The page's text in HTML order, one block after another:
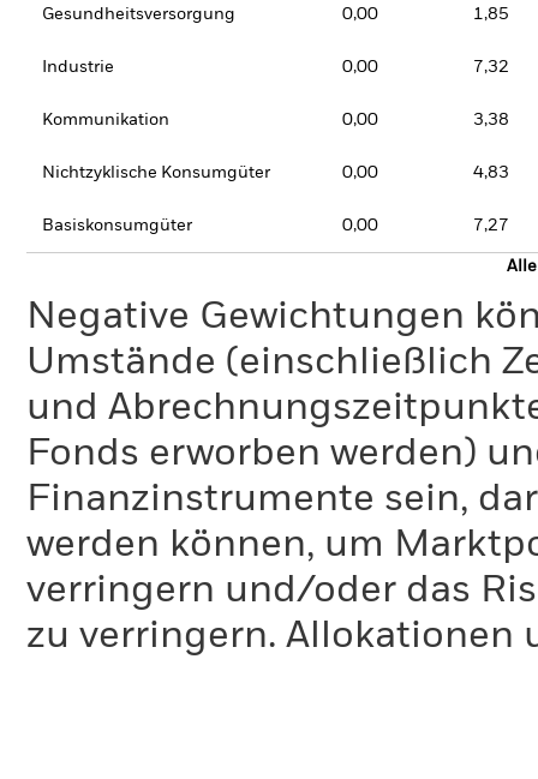
Gesundheitsversorgung 0,00 1,85
Industrie 0,00 7,32
Kommunikation 0,00 3,38
Nichtzyklische Konsumgüter 0,00 4,83
Basiskonsumgüter 0,00 7,27
Negative Gewichtungen
Umstände (einschließlich
und
Fonds erworben werden)
Finanzinstrumente sein,
werden können, um
verringern und/oder das
zu verringern. Allokationen